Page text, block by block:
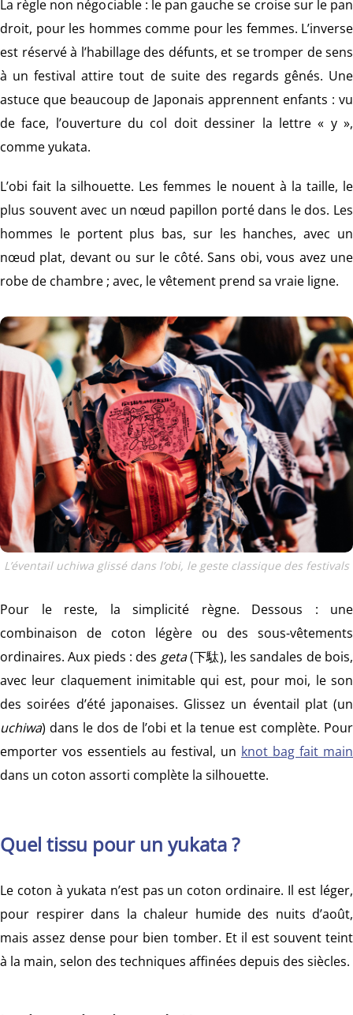
La règle non négociable : le pan gauche se croise sur le pan
droit, pour les hommes comme pour les femmes. L’inverse
est réservé à l’habillage des défunts, et se tromper de sens
à un festival attire tout de suite des regards gênés. Une
astuce que beaucoup de Japonais apprennent enfants : vu
de face, l’ouverture du col doit dessiner la lettre « y »,
comme yukata.
L’obi fait la silhouette. Les femmes le nouent à la taille, le
plus souvent avec un nœud papillon porté dans le dos. Les
hommes le portent plus bas, sur les hanches, avec un
nœud plat, devant ou sur le côté. Sans obi, vous avez une
robe de chambre ; avec, le vêtement prend sa vraie ligne.
L’éventail uchiwa glissé dans l’obi, le geste classique des festivals
Pour le reste, la simplicité règne. Dessous : une
combinaison de coton légère ou des sous-vêtements
ordinaires. Aux pieds : des geta(下駄), les sandales de bois,
avec leur claquement inimitable qui est, pour moi, le son
des soirées d’été japonaises. Glissez un éventail plat (un
uchiwa) dans le dos de l’obi et la tenue est complète. Pour
emporter vos essentiels au festival, un knot bag fait main
dans un coton assorti complète la silhouette.
Quel tissu pour un yukata ?
Le coton à yukata n’est pas un coton ordinaire. Il est léger,
pour respirer dans la chaleur humide des nuits d’août,
mais assez dense pour bien tomber. Et il est souvent teint
à la main, selon des techniques affinées depuis des siècles.